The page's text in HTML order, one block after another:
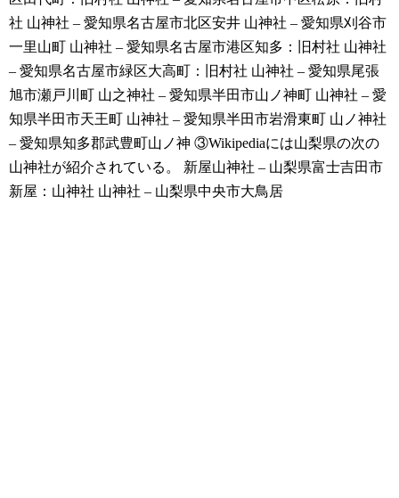
社 山神社 – 愛知県名古屋市北区安井 山神社 – 愛知県刈谷市
一里山町 山神社 – 愛知県名古屋市港区知多：旧村社 山神社
– 愛知県名古屋市緑区大高町：旧村社 山神社 – 愛知県尾張
旭市瀬戸川町 山之神社 – 愛知県半田市山ノ神町 山神社 – 愛
知県半田市天王町 山神社 – 愛知県半田市岩滑東町 山ノ神社
– 愛知県知多郡武豊町山ノ神 ③Wikipediaには山梨県の次の
山神社が紹介されている。
新屋山神社 – 山梨県富士吉田市
新屋：山神社 山神社 – 山梨県中央市大鳥居